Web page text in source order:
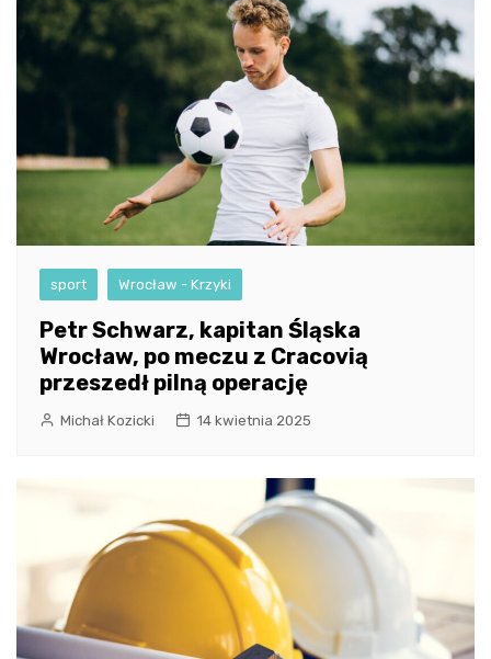
sport Wrocław - Krzyki
Petr Schwarz, kapitan Śląska
Wrocław, po meczu z Cracovią
przeszedł pilną operację
Michał Kozicki 14 kwietnia 2025